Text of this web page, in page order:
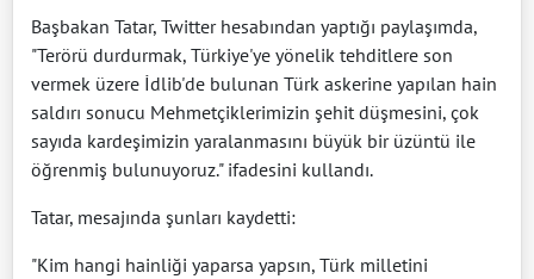
Başbakan Tatar, Twitter hesabından yaptığı paylaşımda,
"Terörü durdurmak, Türkiye'ye yönelik tehditlere son
vermek üzere İdlib'de bulunan Türk askerine yapılan hain
saldırı sonucu Mehmetçiklerimizin şehit düşmesini, çok
sayıda kardeşimizin yaralanmasını büyük bir üzüntü ile
öğrenmiş bulunuyoruz." ifadesini kullandı.
Tatar, mesajında şunları kaydetti:
"Kim hangi hainliği yaparsa yapsın, Türk milletini